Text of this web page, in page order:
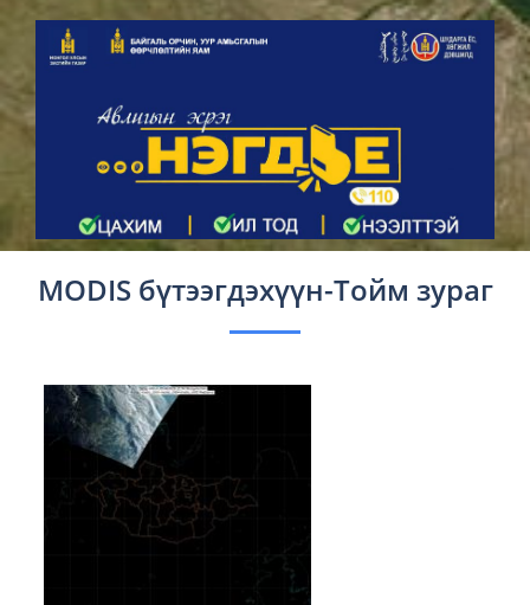
MODIS бүтээгдэхүүн-Тойм зураг